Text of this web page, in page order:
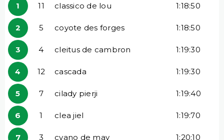
1 11 classico de lou 1:18:50
2 5 coyote des forges 1:18:50
3 4 cleitus de cambron 1:19:30
4 12 cascada 1:19:30
5 7 cilady pierji 1:19:40
6 1 clea jiel 1:19:70
7 3 cyano de may 1:20:10